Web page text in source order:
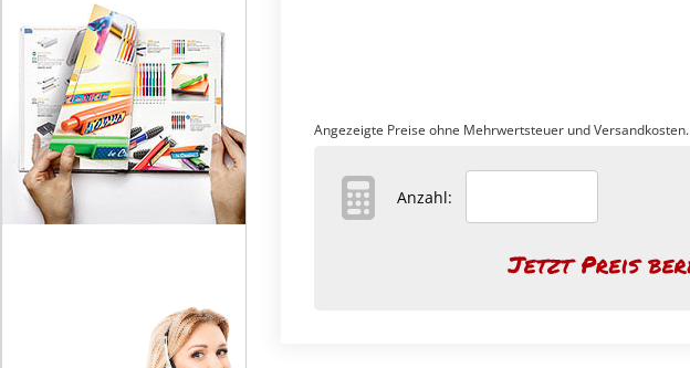
Angezeigte Preise ohne Mehrwertsteuer und Versandkosten.
Anzahl: